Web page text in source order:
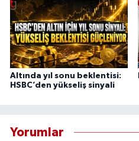
Altında yıl sonu beklentisi:
HSBC’den yükseliş sinyali
Yorumlar